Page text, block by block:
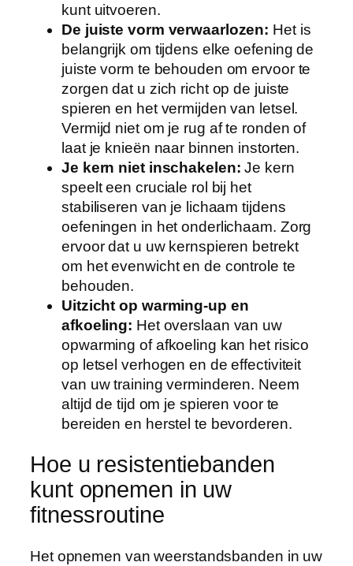
kunt uitvoeren.
De juiste vorm verwaarlozen: Het is
belangrijk om tijdens elke oefening de
juiste vorm te behouden om ervoor te
zorgen dat u zich richt op de juiste
spieren en het vermijden van letsel.
Vermijd niet om je rug af te ronden of
laat je knieën naar binnen instorten.
Je kern niet inschakelen: Je kern
speelt een cruciale rol bij het
stabiliseren van je lichaam tijdens
oefeningen in het onderlichaam. Zorg
ervoor dat u uw kernspieren betrekt
om het evenwicht en de controle te
behouden.
Uitzicht op warming-up en
afkoeling: Het overslaan van uw
opwarming of afkoeling kan het risico
op letsel verhogen en de effectiviteit
van uw training verminderen. Neem
altijd de tijd om je spieren voor te
bereiden en herstel te bevorderen.
Hoe u resistentiebanden
kunt opnemen in uw
fitnessroutine
Het opnemen van weerstandsbanden in uw